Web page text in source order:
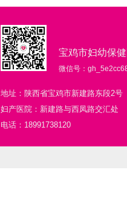
宝鸡市妇幼保
微信号：
地址：陕西省宝鸡市新建路东段2号
妇产医院：新建路与西凤路交汇处
电话：18991738120